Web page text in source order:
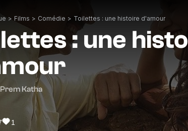
> Films > Comédie > Toilettes : une histoire d'amour
: une
Katha
1